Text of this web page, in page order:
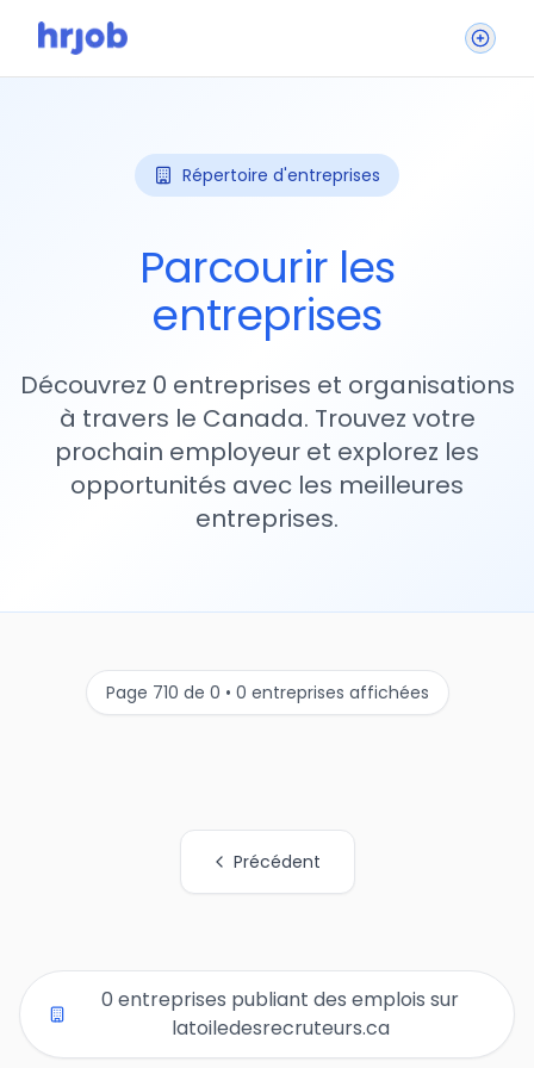
Répertoire d'entreprises
Parcourir les
entreprises
Découvrez 0 entreprises et organisations
à travers le Canada. Trouvez votre
prochain employeur et explorez les
opportunités avec les meilleures
entreprises.
Page 710 de 0 • 0 entreprises affichées
Précédent
0 entreprises publiant des emplois sur
latoiledesrecruteurs.ca